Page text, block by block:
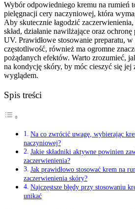
Wybór odpowiedniego kremu na rumień
pielęgnacji cery naczyniowej, która
Aby skutecznie łagodzić
skład, działanie nawilżające oraz
UV. Prawidłowe stosowanie preparatu,
częstotliwość, również ma ogromne
pożądanych efektów. Warto zrozumieć,
na kondycję skóry, by móc cieszyć się
wyglądem.
Spis treści
Na co zwrócić uwagę, wybierając
naczyniowej?
Jakie składniki aktywne powinien
zaczerwienienia?
Jak prawidłowo stosować krem na
zaczerwienienia skóry?
Najczęstsze błędy przy stosowaniu
unikać